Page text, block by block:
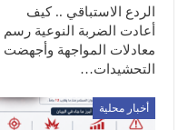
الردع الاستباقي .. كيف
أعادت الضربة النوعية رسم
معادلات المواجهة وأجهضت
التحشيدات…
أخبار محلية